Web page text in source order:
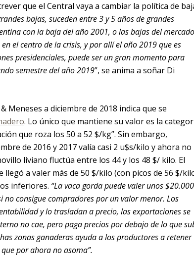
que el Central vaya a cambiar la política de
bajas, suceden entre 3 y 5 años de grandes
con la baja del año 2001, o las bajas del mercado
el centro de la crisis, y por allí el año 2019 que es
presidenciales, puede ser un gran momento para
semestre del año 2019”, se anima a soñar Di
Meneses a diciembre de 2018 indica que se
. Lo único que mantiene su valor es la
que roza los 50 a 52 $/kg”. Sin embargo,
de 2016 y 2017 valía casi 2 u$s/kilo y ahora no
liviano fluctúa entre los 44 y los 48 $/ kilo. El
a valer más de 50 $/kilo (con picos de 56 $/
inferiores. “La vaca gorda puede valer unos $20.000
no consigue compradores por un valor menor. Los
y lo trasladan a precio, las exportaciones se
no cae, pero paga precios por debajo de lo que
zonas ganaderas ayuda a los productores a retener
por ahora no asoma”.